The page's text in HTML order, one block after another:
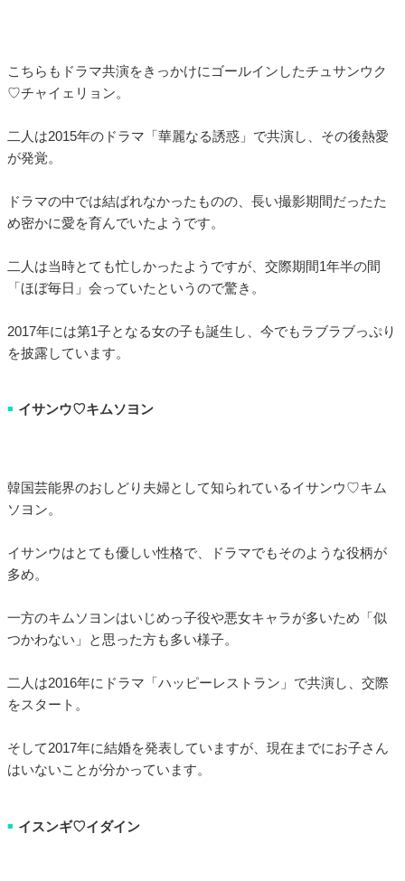
こちらもドラマ共演をきっかけにゴールインしたチュサンウク
♡チャイェリョン。
二人は2015年のドラマ「華麗なる誘惑」で共演し、その後熱愛
が発覚。
ドラマの中では結ばれなかったものの、長い撮影期間だったた
め密かに愛を育んでいたようです。
二人は当時とても忙しかったようですが、交際期間1年半の間
「ほぼ毎日」会っていたというので驚き。
2017年には第1子となる女の子も誕生し、今でもラブラブっぷり
を披露しています。
■ イサンウ♡キムソヨン
韓国芸能界のおしどり夫婦として知られているイサンウ♡キム
ソヨン。
イサンウはとても優しい性格で、ドラマでもそのような役柄が
多め。
一方のキムソヨンはいじめっ子役や悪女キャラが多いため「似
つかわない」と思った方も多い様子。
二人は2016年にドラマ「ハッピーレストラン」で共演し、交際
をスタート。
そして2017年に結婚を発表していますが、現在までにお子さん
はいないことが分かっています。
■ イスンギ♡イダイン